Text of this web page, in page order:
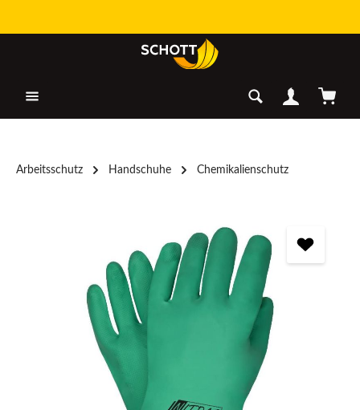
Arbeitsschutz Handschuhe Chemikalienschutz